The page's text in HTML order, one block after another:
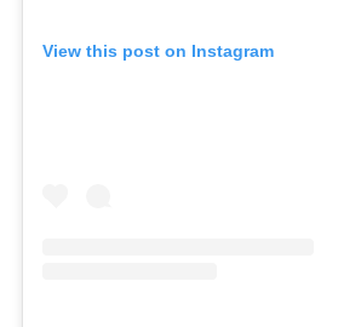
View this post on Instagram